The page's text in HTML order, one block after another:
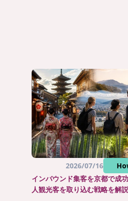
2026/07/16
インバウンド集客を京都で成
人観光客を取り込む戦略を解説